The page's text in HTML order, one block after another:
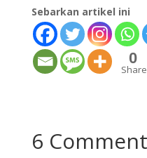
Sebarkan artikel ini
0
6